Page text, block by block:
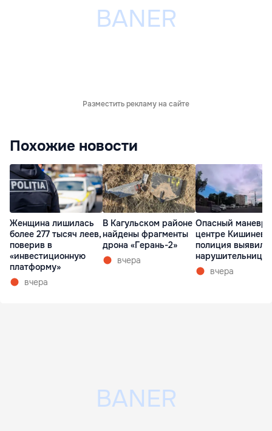
Разместить рекламу на сайте
Похожие новости
Женщина лишилась
более 277 тысяч леев,
поверив в
«инвестиционную
платформу»
вчера
В Кагульском районе
найдены фрагменты
дрона «Герань-2»
вчера
Опасный маневр
центре Кишинева:
полиция выявила
нарушительницу
вчера